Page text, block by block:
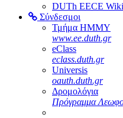
DUTh EECE Wiki
Σύνδεσμοι
Τμήμα ΗΜΜΥ
www.ee.duth.gr
eClass
eclass.duth.gr
Universis
oauth.duth.gr
Δρομολόγια
Πρόγραμμα